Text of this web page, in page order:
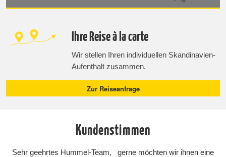
Ihre Reise à la carte
Wir stellen Ihren individuellen Skandinavien-
Aufenthalt zusammen.
Zur Reiseanfrage
Kundenstimmen
Sehr geehrtes Hummel-Team, gerne möchten wir ihnen eine